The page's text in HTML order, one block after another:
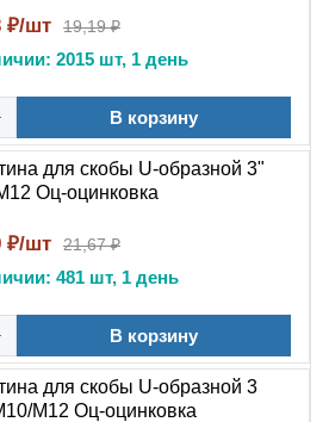
₽/шт 19,19 ₽
2015 шт, 1 день
В корзину
для скобы U-образной 3"
Оц-оцинковка
₽/шт 21,67 ₽
481 шт, 1 день
В корзину
для скобы U-образной 3
M12 Оц-оцинковка